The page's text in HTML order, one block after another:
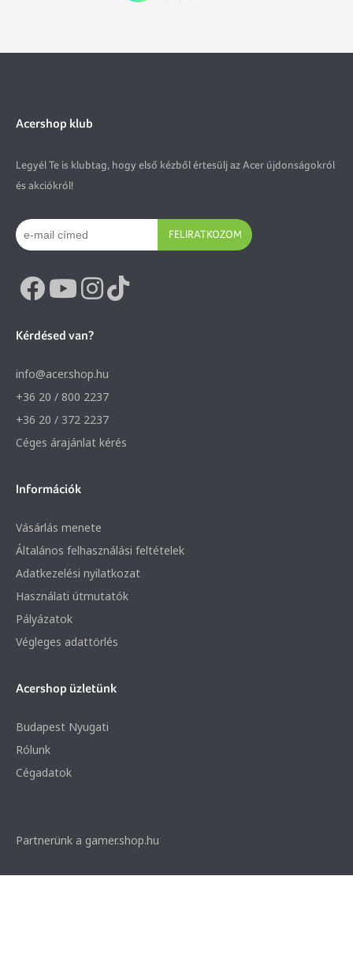
Acershop klub
Legyél Te is klubtag, hogy első kézből értesülj az Acer újdonságokról
és akciókról!
FELIRATKOZOM
Kérdésed van?
info@acer.shop.hu
+36 20 / 800 2237
+36 20 / 372 2237
Céges árajánlat kérés
Információk
Vásárlás menete
Általános felhasználási feltételek
Adatkezelési nyilatkozat
Használati útmutatók
Pályázatok
Végleges adattörlés
Acershop üzletünk
Budapest Nyugati
Rólunk
Cégadatok
Partnerünk a gamer.shop.hu